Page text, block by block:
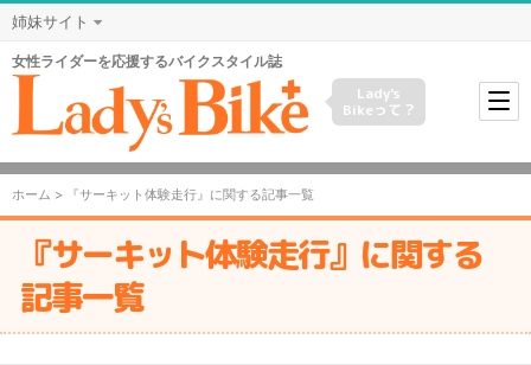
姉妹サイト
女性ライダーを応援するバイクスタイル誌
Lady's
Bikeって？
ホーム > 『サーキット体験走行』に関する記事一覧
『サーキット体験走行』に関する
記事一覧